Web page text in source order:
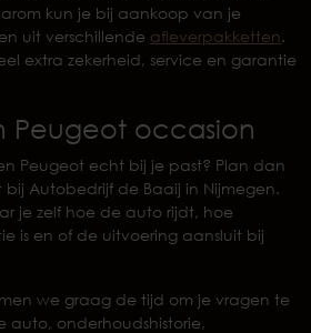
kun je bij aankoop van je
uit verschillende afleverpakketten.
extra zekerheid, service en garantie
Peugeot occasion
Peugeot echt bij je past? Plan dan
Autobedrijf de Baaij in Nijmegen.
je zelf hoe de auto rijdt, hoe
is en of de uitvoering aansluit bij
we graag de tijd om je vragen te
onderhoudshistorie,